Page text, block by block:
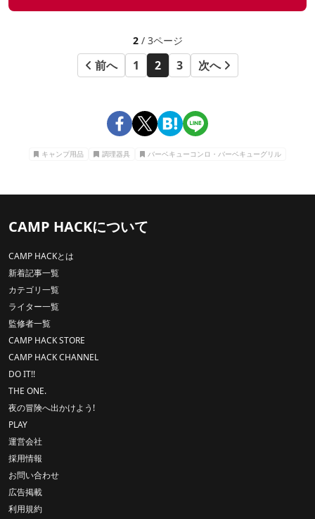
2/ 3ページ
前へ 1 2 3 次へ
キャンプ用品 調理器具 バーベキューコンロ・バーベキューグリル
CAMP HACKについて
CAMP HACKとは
新着記事一覧
カテゴリ一覧
ライター一覧
監修者一覧
CAMP HACK STORE
CAMP HACK CHANNEL
DO IT!!
THE ONE.
夜の冒険へ出かけよう!
PLAY
運営会社
採用情報
お問い合わせ
広告掲載
利用規約